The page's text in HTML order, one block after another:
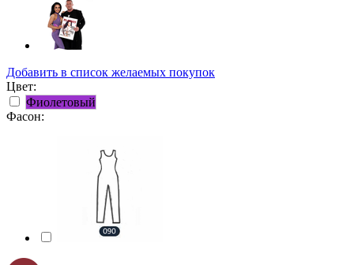
Добавить в список желаемых покупок
Цвет:
Фиолетовый
Фасон: